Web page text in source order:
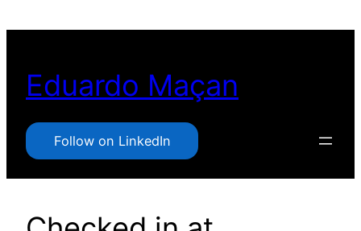
conteúdo
Eduardo Maçan
Follow on LinkedIn